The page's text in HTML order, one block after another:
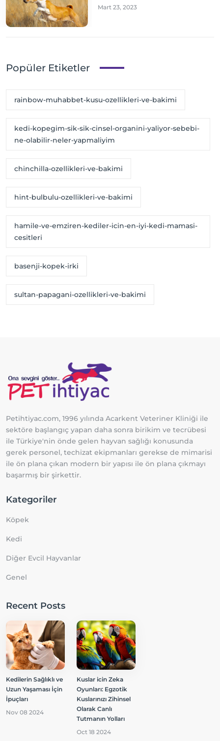
Mart 23, 2023
Popüler Etiketler
rainbow-muhabbet-kusu-ozellikleri-ve-bakimi
kedi-kopegim-sik-sik-cinsel-organini-yaliyor-sebebi-
ne-olabilir-neler-yapmaliyim
chinchilla-ozellikleri-ve-bakimi
hint-bulbulu-ozellikleri-ve-bakimi
hamile-ve-emziren-kediler-icin-en-iyi-kedi-mamasi-
cesitleri
basenji-kopek-irki
sultan-papagani-ozellikleri-ve-bakimi
Petihtiyac.com, 1996 yılında Acarkent Veteriner Kliniği ile
sektöre başlangıç yapan daha sonra birikim ve tecrübesi
ile Türkiye'nin önde gelen hayvan sağlığı konusunda
gerek personel, techizat ekipmanları gerekse de mimarisi
ile ön plana çıkan modern bir yapısı ile ön plana çıkmayı
başarmış bir şirkettir.
Kategoriler
Köpek
Kedi
Diğer Evcil Hayvanlar
Genel
Recent Posts
Kedilerin Sağlıklı ve
Uzun Yaşaması İçin
İpuçları
Nov 08 2024
Kuslar icin Zeka
Oyunları: Egzotik
Kuslarınızı Zihinsel
Olarak Canlı
Tutmanın Yolları
Oct 18 2024